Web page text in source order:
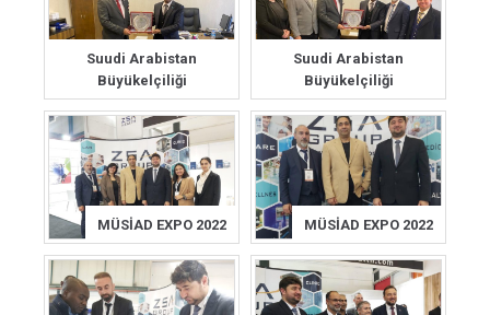
Suudi Arabistan
Büyükelçiliği
Suudi Arabistan
Büyükelçiliği
MÜSİAD EXPO 2022 MÜSİAD EXPO 2022